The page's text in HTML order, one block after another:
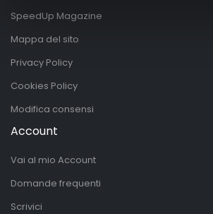
SpeedUp Magazine
Mappa del sito
Privacy Policy
Cookies Policy
Modifica consensi
Account
Vai al mio Account
Domande frequenti
Scrivici